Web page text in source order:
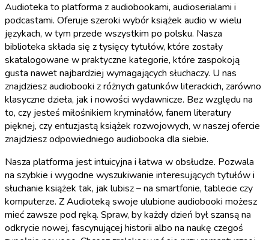
Audioteka to platforma z audiobookami, audioserialami i
podcastami. Oferuje szeroki wybór książek audio w wielu
językach, w tym przede wszystkim po polsku. Nasza
biblioteka składa się z tysięcy tytułów, które zostały
skatalogowane w praktyczne kategorie, które zaspokoją
gusta nawet najbardziej wymagających słuchaczy. U nas
znajdziesz audiobooki z różnych gatunków literackich, zarówno
klasyczne dzieła, jak i nowości wydawnicze. Bez względu na
to, czy jesteś miłośnikiem kryminałów, fanem literatury
pięknej, czy entuzjastą książek rozwojowych, w naszej ofercie
znajdziesz odpowiedniego audiobooka dla siebie.
Nasza platforma jest intuicyjna i łatwa w obsłudze. Pozwala
na szybkie i wygodne wyszukiwanie interesujących tytułów i
słuchanie książek tak, jak lubisz – na smartfonie, tablecie czy
komputerze. Z Audioteką swoje ulubione audiobooki możesz
mieć zawsze pod ręką. Spraw, by każdy dzień był szansą na
odkrycie nowej, fascynującej historii albo na naukę czegoś